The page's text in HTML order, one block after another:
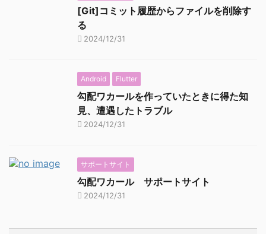
[Git]コミット履歴からファイルを削除す
る
2024/12/31
Android Flutter
勾配ワカールを作っていたときに得た知
見、遭遇したトラブル
2024/12/31
サポートサイト
勾配ワカール サポートサイト
2024/12/31